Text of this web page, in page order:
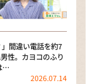
」間違い電話を約7
性。カヨコのふり
…
2026.07.14